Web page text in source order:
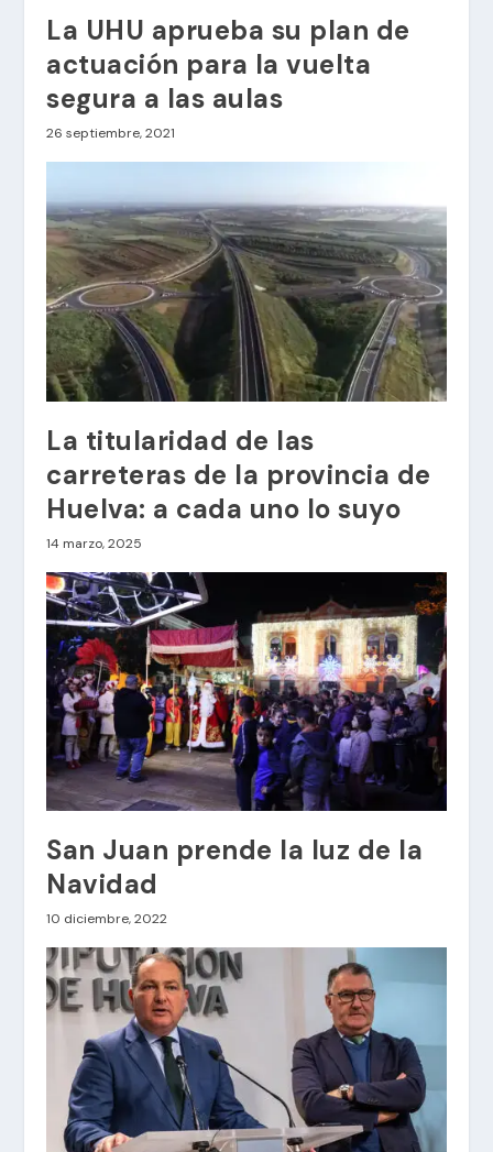
La UHU aprueba su plan de
actuación para la vuelta
segura a las aulas
26 septiembre, 2021
La titularidad de las
carreteras de la provincia de
Huelva: a cada uno lo suyo
14 marzo, 2025
San Juan prende la luz de la
Navidad
10 diciembre, 2022